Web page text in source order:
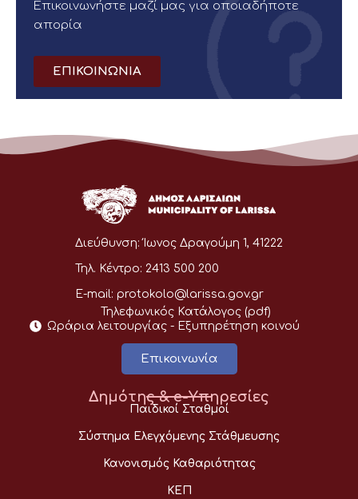
Επικοινωνήστε μαζί μας για οποιαδήποτε
απορία
ΕΠΙΚΟΙΝΩΝΙΑ
Διεύθυνση: Ίωνος Δραγούμη 1, 41222
Τηλ. Κέντρο: 2413 500 200
E-mail: protokolo@larissa.gov.gr
Τηλεφωνικός Κατάλογος (pdf)
Ωράρια λειτουργίας - Eξυπηρέτηση κοινού
Επικοινωνία
Δημότης & e-Υπηρεσίες
Παιδικοί Σταθμοί
Σύστημα Ελεγχόμενης Στάθμευσης
Κανονισμός Καθαριότητας
ΚΕΠ